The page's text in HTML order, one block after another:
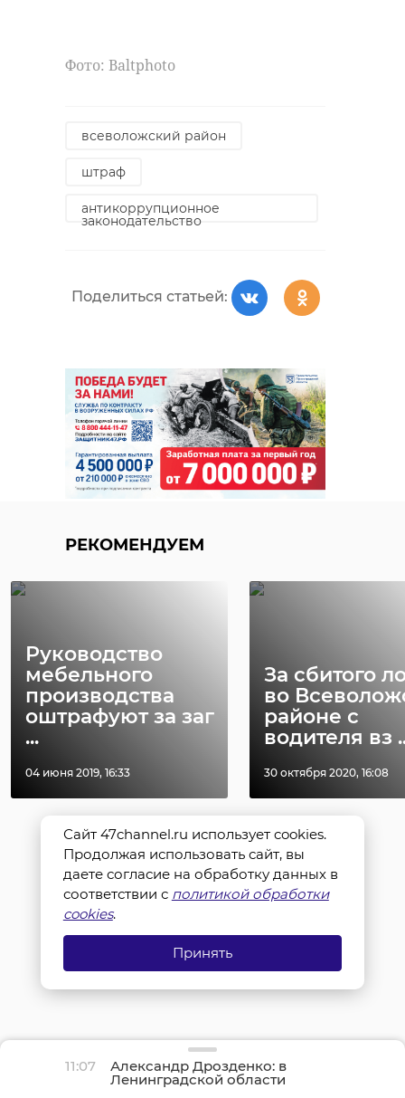
Фото: Вaltphoto
всеволожский район
штраф
антикоррупционное
законодательство
Поделиться статьей:
РЕКОМЕНДУЕМ
Руководство
мебельного
производства
оштрафуют за заг
...
04 июня 2019, 16:33
За сбитого
во
районе с
водителя вз
30 октября 2020, 16:08
11:07 Александр Дрозденко: в
Ленинградской области
отмечается рост
Сайт 47channel.ru использует cookies.
Продолжая использовать сайт, вы
даете согласие на обработку данных в
соответствии с политикой обработки
cookies.
Принять